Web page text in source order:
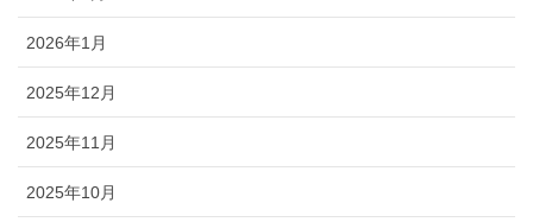
2026年1月
2025年12月
2025年11月
2025年10月